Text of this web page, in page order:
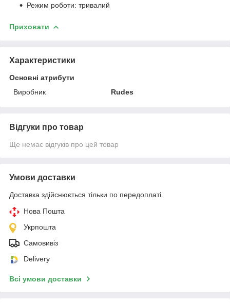
Режим роботи: тривалий
Приховати
Характеристики
Основні атрибути
Виробник
Rudes
Відгуки про товар
Ще немає відгуків про цей товар
Умови доставки
Доставка здійснюється тільки по передоплаті.
Нова Пошта
Укрпошта
Самовивіз
Delivery
Всі умови доставки